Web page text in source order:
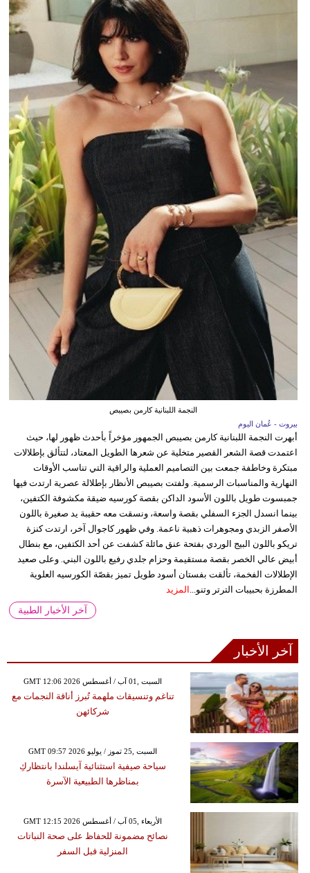
النجمة اللبنانية كارمن بصيبص
بيروت - عُمان اليوم
أبهرت النجمة اللبنانية كارمن بصيبص الجمهور مؤخراً بأحدث ظهور لها، حيث
اعتمدت قصة الشعر القصير متخلية عن شعرها الطويل المعتاد، لتتألق بإطلالات
مبتكرة وخاطفة جمعت بين التصاميم العملية والراقية التي تناسب الأوقات
النهارية والمناسبات الرسمية. ولفتت بصيبص الأنظار بإطلالة عصرية ارتدت فيها
جمبسوت طويل باللون الأسود الداكن بقصة كورسيه ضيقة مكشوفة الكتفين،
بينما انسدل الجزء السفلي بقصة واسعة، ونسقت معه حقيبة يد صغيرة باللون
الأصفر الزبدي ومجوهرات ذهبية ناعمة. وفي ظهور كاجوال آخر، ارتدت كنزة
تريكو باللون البيج الوردي بفتحة عنق مائلة كشفت عن أحد الكتفين، مع بنطال
أبيض عالي الخصر بقصة مستقيمة وحزام جلدي رفيع باللون البني. وعلى صعيد
الإطلالات الفخمة، تألقت بفستان أسود طويل تميز بقصّة الكورسيه العلوية
المطرزة بحبيبات الترتر وتنو...
المزيد
آخر الأخبار الطبية
آخر الأخبار
GMT 12:06 2026 السبت ,01 آب / أغسطس
تناغم وتنسيقات ملهمة تُبرز أناقة النجمات مع
شركائهن
GMT 09:57 2026 السبت ,25 تموز / يوليو
سياحة صيفية استثنائية آيسلندا بانتظاركِ
بمناظرها الطبيعية الآسرة
GMT 12:15 2026 الأربعاء ,05 آب / أغسطس
نصائح مضمونة للحفاظ على صحة النباتات
المنزلية قبل السفر